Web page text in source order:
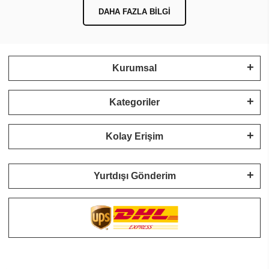
DAHA FAZLA BILGI
Kurumsal
Kategoriler
Kolay Erişim
Yurtdışı Gönderim